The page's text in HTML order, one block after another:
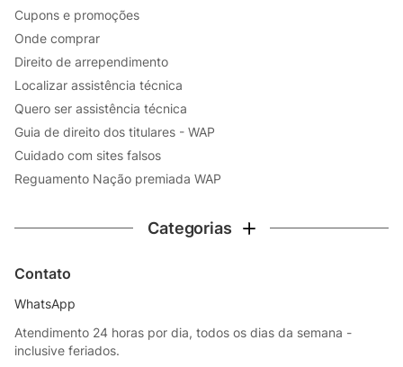
Cupons e promoções
Onde comprar
Direito de arrependimento
Localizar assistência técnica
Quero ser assistência técnica
Guia de direito dos titulares - WAP
Cuidado com sites falsos
Reguamento Nação premiada WAP
Categorias
Contato
WhatsApp
Atendimento 24 horas por dia, todos os dias da semana -
inclusive feriados.